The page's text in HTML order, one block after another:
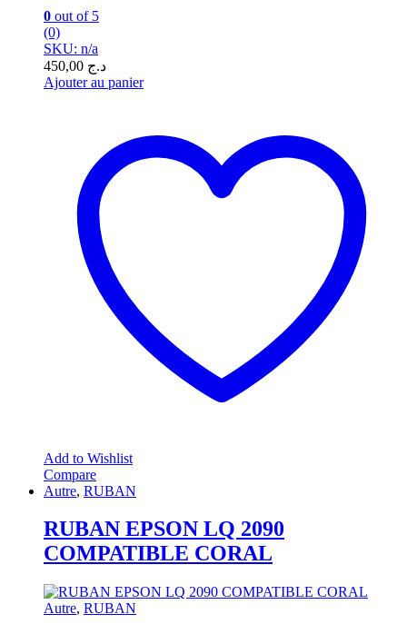
0 out of 5
(0)
SKU: n/a
د.ج
Ajouter au panier
Add to Wishlist
Compare
Autre, RUBAN
RUBAN EPSON LQ 2090
COMPATIBLE CORAL
Autre, RUBAN